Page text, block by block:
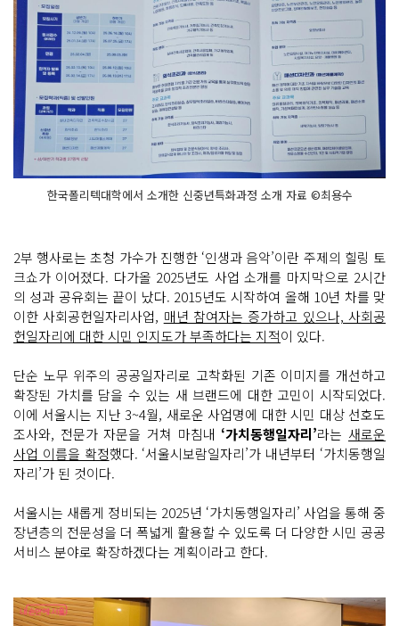
한국폴리텍대학에서 소개한 신중년특화과정 소개 자료 ©최용수
2부 행사로는 초청 가수가 진행한 ‘인생과 음악’이란 주제의 힐링 토
크쇼가 이어졌다. 다가올 2025년도 사업 소개를 마지막으로 2시간
의 성과 공유회는 끝이 났다. 2015년도 시작하여 올해 10년 차를 맞
이한 사회공헌일자리사업, 매년 참여자는 증가하고 있으나, 사회공
헌일자리에 대한 시민 인지도가 부족하다는 지적이 있다.
단순 노무 위주의 공공일자리로 고착화된 기존 이미지를 개선하고
확장된 가치를 담을 수 있는 새 브랜드에 대한 고민이 시작되었다.
이에 서울시는 지난 3~4월, 새로운 사업명에 대한 시민 대상 선호도
조사와, 전문가 자문을 거쳐 마침내 ‘가치동행일자리’라는 새로운
사업 이름을 확정했다. ‘서울시보람일자리’가 내년부터 ‘가치동행일
자리’가 된 것이다.
서울시는 새롭게 정비되는 2025년 ‘가치동행일자리’ 사업을 통해 중
장년층의 전문성을 더 폭넓게 활용할 수 있도록 더 다양한 시민 공공
서비스 분야로 확장하겠다는 계획이라고 한다.